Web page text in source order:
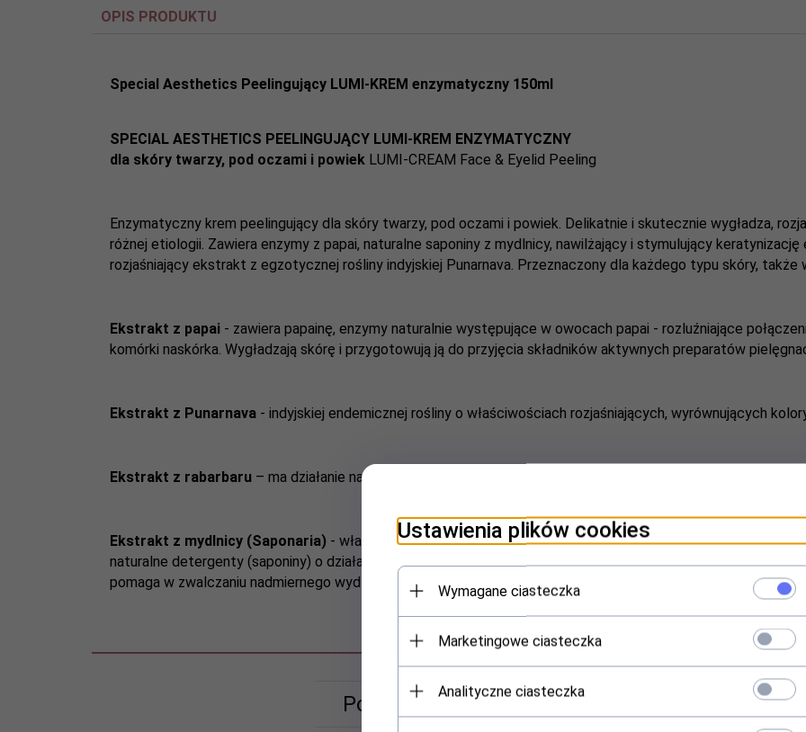
OPIS PRODUKTU
Special Aesthetics Peelingujący LUMI-KREM enzymatyczny 150ml
SPECIAL AESTHETICS PEELINGUJĄCY LUMI-KREM ENZYMATYCZNY
dla skóry twarzy, pod oczami i powiek LUMI-CREAM Face & Eyelid Peeling
Enzymatyczny krem peelingujący dla skóry twarzy, pod oczami i powiek. Delikatnie i skutecznie wygładza,
różnej etiologii. Zawiera enzymy z papai, naturalne saponiny z mydlnicy, nawilżający i stymulujący
rozjaśniający ekstrakt z egzotycznej rośliny indyjskiej Punarnava. Przeznaczony dla każdego typu skóry, także
Ekstrakt z papai - zawiera papainę, enzymy naturalnie występujące w owocach papai - rozluźniające
komórki naskórka. Wygładzają skórę i przygotowują ją do przyjęcia składników aktywnych preparatów
Ekstrakt z Punarnava - indyjskiej endemicznej rośliny o właściwościach rozjaśniających, wyrównujących
Ekstrakt z rabarbaru – ma działanie nawilżające i stymulujące keratynizację.
Ekstrakt z mydlnicy (Saponaria) - właściwości kosmetyczne mydlnicy wynikają z obecności saponin w jej
naturalne detergenty (saponiny) o działaniu witalizującym. W zastosowaniach dla skóry tłustej, saponiny
pomaga w zwalczaniu nadmiernego wydzielania sebum.
Polecamy w sklepie i hurtowni kosmetycznej
Ustawienia plików cookies
Wymagane ciasteczka
Marketingowe ciasteczka
Analityczne ciasteczka